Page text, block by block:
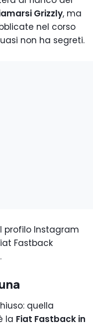
Grizzly, ma
nel corso
non ha segreti.
profilo Instagram
Fastback
quella
la Fiat Fastback in